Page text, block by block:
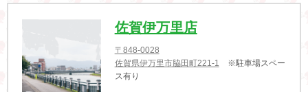
佐賀伊万里店
〒848-0028
佐賀県伊万里市脇田町221-1 ※駐車場スペー
ス有り